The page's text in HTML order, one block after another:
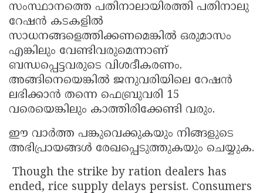
സംസ്ഥാനത്തെ പതിനാലായിരത്തി പതിനാലു
റേഷൻ കടകളിൽ
സാധനങ്ങളെത്തിക്കണമെങ്കിൽ ഒരുമാസം
എങ്കിലും വേണ്ടിവരുമെന്നാണ്
ബന്ധപ്പെട്ടവരുടെ വിശദീകരണം.
അങ്ങിനെയെങ്കിൽ ജനുവരിയിലെ റേഷൻ
ലഭിക്കാൻ തന്നെ ഫെബ്രുവരി 15
വരെയെങ്കിലും കാത്തിരിക്കേണ്ടി വരും.
ഈ വാർത്ത പങ്കുവെക്കുകയും നിങ്ങളുടെ
അഭിപ്രായങ്ങൾ രേഖപ്പെടുത്തുകയും ചെയ്യുക.
Though the strike by ration dealers has
ended, rice supply delays persist. Consumers